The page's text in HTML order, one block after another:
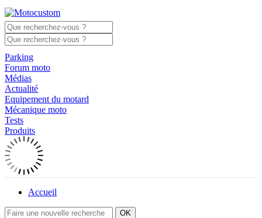
Parking
Forum moto
Médias
Actualité
Equipement du motard
Mécanique moto
Tests
Produits
Accueil
OK